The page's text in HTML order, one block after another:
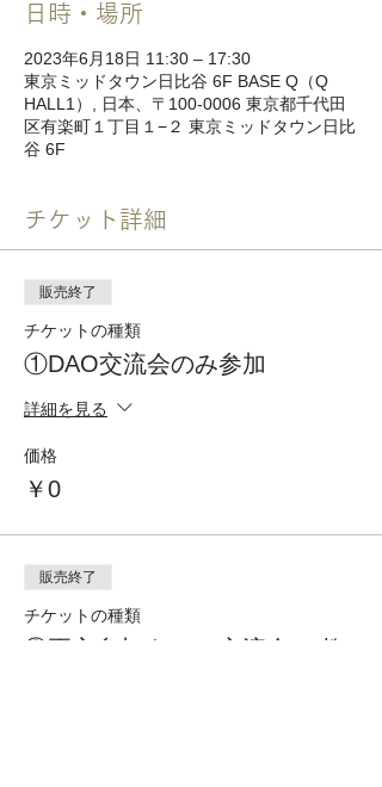
日時・場所
2023年6月18日 11:30 – 17:30
東京ミッドタウン日比谷 6F BASE Q（Q
HALL1）, 日本、〒100-0006 東京都千代田
区有楽町１丁目１−２ 東京ミッドタウン日比
谷 6F
チケット詳細
販売終了
チケットの種類
①DAO交流会のみ参加
詳細を見る
価格
￥0
販売終了
チケットの種類
②両方参加｜DAO交流会 & 教